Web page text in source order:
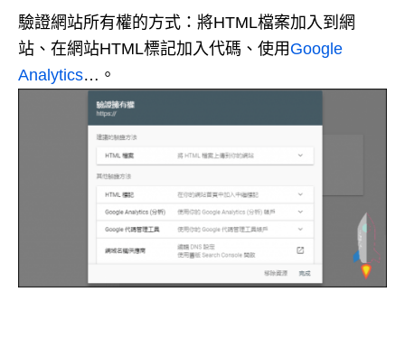
驗證網站所有權的方式：將HTML檔案加入到網
站、在網站HTML標記加入代碼、使用 Google
Analytics…。